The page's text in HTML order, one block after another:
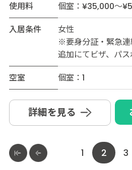
使用料
個室：¥35,000～
入居条件
女性
※要身分証・緊急
追加にてビザ、パス
空室
個室：1
詳細を見る
1 2 3